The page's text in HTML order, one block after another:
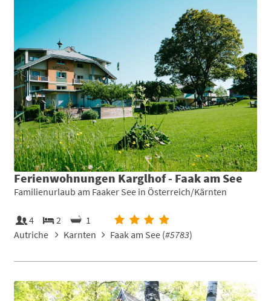
Ferienwohnungen Karglhof - Faak am See
Familienurlaub am Faaker See in Österreich/Kärnten
4 2
1
Autriche
Karnten Faak am See (#5783)